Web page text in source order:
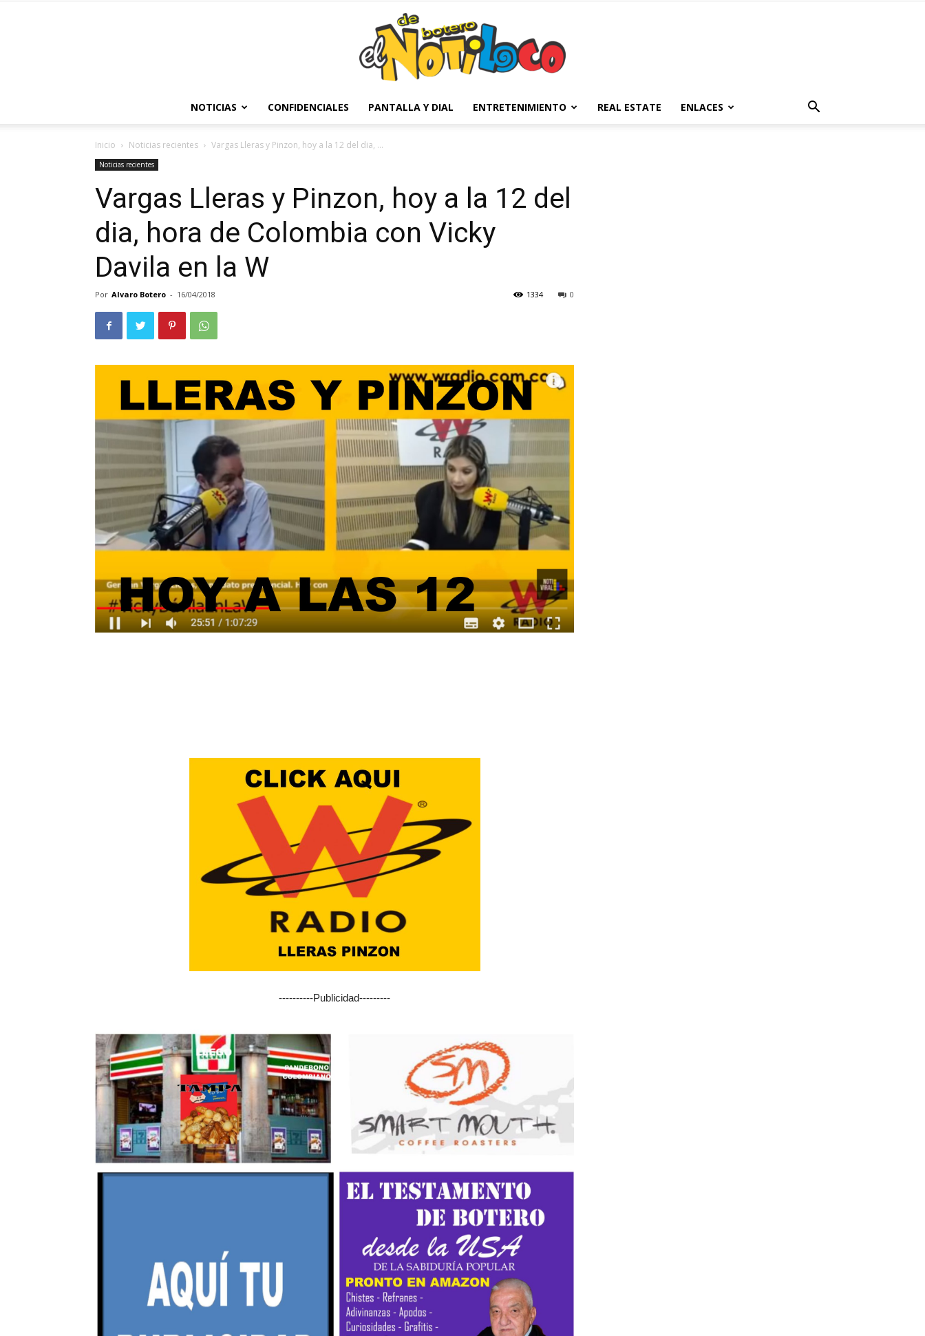
Botero
NOTICIAS CONFIDENCIALES PANTALLA Y DIAL ENTRETENIMIENTO REAL ESTATE ENLACES
Inicio Noticias recientes Vargas Lleras y Pinzon, hoy a la 12 del dia, ...
Noticias recientes
Vargas Lleras y Pinzon, hoy a la 12 del
dia, hora de Colombia con Vicky
Davila en la W
Por Alvaro Botero - 16/04/2018 0
1334
----------Publicidad---------